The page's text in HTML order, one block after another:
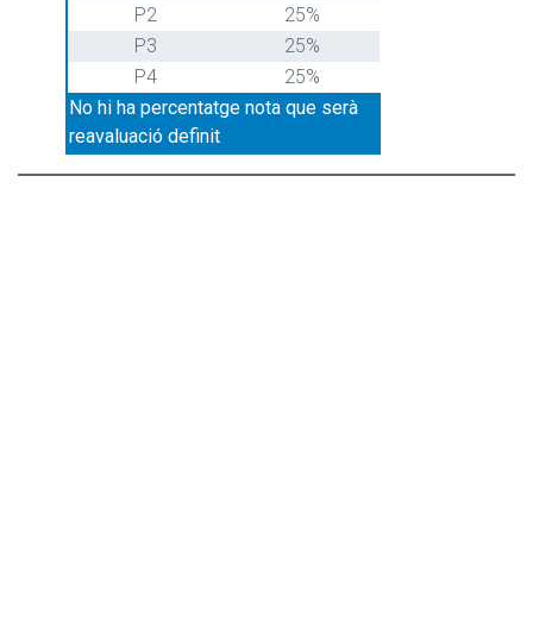
P2
25%
P3
25%
P4
25%
No hi ha percentatge nota que serà
reavaluació definit